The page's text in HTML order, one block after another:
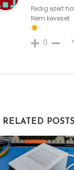
Pedig ezert
Nem keveset.
0
RELATED POSTS